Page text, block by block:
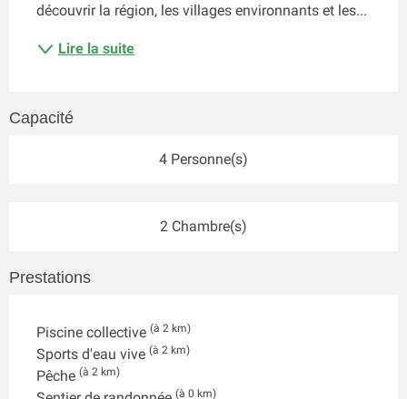
découvrir la région, les villages environnants et les...
Lire la suite
Capacité
4 Personne(s)
2 Chambre(s)
Prestations
Piscine collective (à 2 km)
Sports d'eau vive (à 2 km)
Pêche (à 2 km)
(à 0 km)